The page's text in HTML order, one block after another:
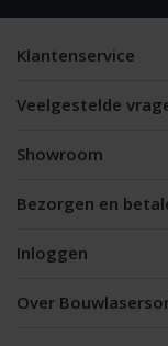
Klantenservice
Veelgestelde
Showroom
Bezorgen en
Inloggen
Over